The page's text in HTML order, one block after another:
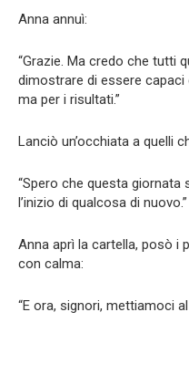
Anna annuì:
“Grazie. Ma credo che tutti
dimostrare di essere capaci
ma per i risultati.”
Lanciò un’occhiata a quelli
“Spero che questa giornata
l’inizio di qualcosa di nuovo.”
Anna aprì la cartella, posò i
con calma:
“E ora, signori, mettiamoci al